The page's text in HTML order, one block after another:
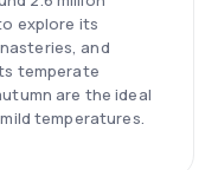
explore its
and
temperate
are the ideal
temperatures.